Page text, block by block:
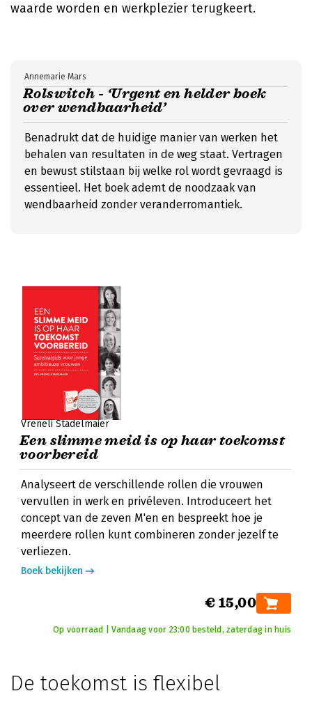
waarde worden en werkplezier terugkeert.
Rolswitch - ‘Urgent en helder boek
over wendbaarheid’
Annemarie Mars
Benadrukt dat de huidige manier van werken het
behalen van resultaten in de weg staat. Vertragen
en bewust stilstaan bij welke rol wordt gevraagd is
essentieel. Het boek ademt de noodzaak van
wendbaarheid zonder veranderromantiek.
Vreneli Stadelmaier
Een slimme meid is op haar toekomst
voorbereid
Analyseert de verschillende rollen die vrouwen
vervullen in werk en privéleven. Introduceert het
concept van de zeven M'en en bespreekt hoe je
meerdere rollen kunt combineren zonder jezelf te
verliezen.
Boek bekijken
€ 15,00
Op voorraad | Vandaag voor 23:00 besteld, zaterdag in huis
De toekomst is flexibel